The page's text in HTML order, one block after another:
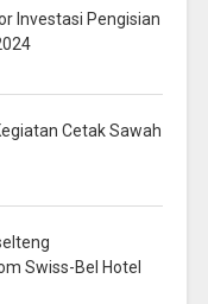
Investasi Pengisian
Cetak Sawah
Swiss-Bel Hotel